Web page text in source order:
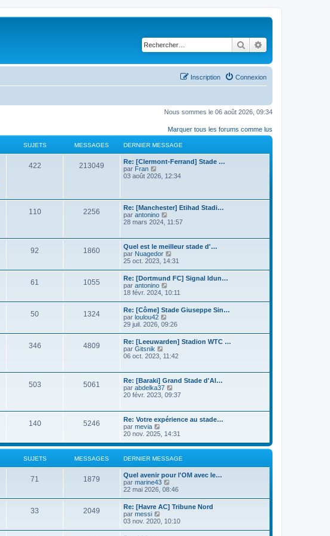
Rechercher
Connexion
Inscription
Nous sommes le 06 août 2026, 09:34
Marquer tous les forums comme lus
SUJETS MESSAGES DERNIER MESSAGE
422 213049
Re: [Clermont-Ferrand] Stade …
par Fran
o
t
e
r
e
d
e
r
n
i
e
r
m
e
s
s
a
g
e
03 août 2026, 12:34
110 2256
Re: [Manchester] Etihad Stadi…
par antonino
o
u
l
t
e
r
l
d
e
r
n
i
e
r
m
s
a
g
e
28 mars 2024, 11:57
92 1860
Quel est le meilleur stade d'…
par Nuagedor
o
s
u
t
e
r
e
d
e
r
n
i
r
m
e
s
a
g
25 oct. 2023, 14:31
61 1055
Re: [Dortmund FC] Signal Idun…
par antonino
o
u
t
e
r
e
e
r
n
i
e
m
e
s
a
g
e
18 févr. 2024, 10:11
50 1324
Re: [Côme] Stade Giuseppe Sin…
par loulou42
o
s
u
l
t
r
l
e
d
r
n
i
e
r
m
s
s
a
g
e
29 juil. 2026, 09:26
346 4809
Re: [Leeuwarden] Stadion WTC …
par Gitsnik
o
u
l
t
e
l
e
e
r
n
i
e
r
m
e
s
s
a
e
06 oct. 2023, 11:42
503 5061
Re: [Baraki] Grand Stade d'Al…
par abdelka37
o
l
t
e
r
l
e
d
e
n
e
r
e
s
20 févr. 2023, 09:37
140 5246
Re: Votre expérience au stade…
par mevia
s
l
t
e
r
e
d
n
i
20 nov. 2025, 14:31
SUJETS MESSAGES DERNIER MESSAGE
71 1879
Quel avenir pour l'OM avec le…
par marine43
o
s
u
l
t
e
22 mai 2026, 08:46
33 2049
Re: [Havre AC] Tribune Nord
par messi
03 nov. 2020, 10:10